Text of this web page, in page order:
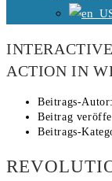
ACTION IN
Beitrags-Autor:
Beitrag
Beitrags-